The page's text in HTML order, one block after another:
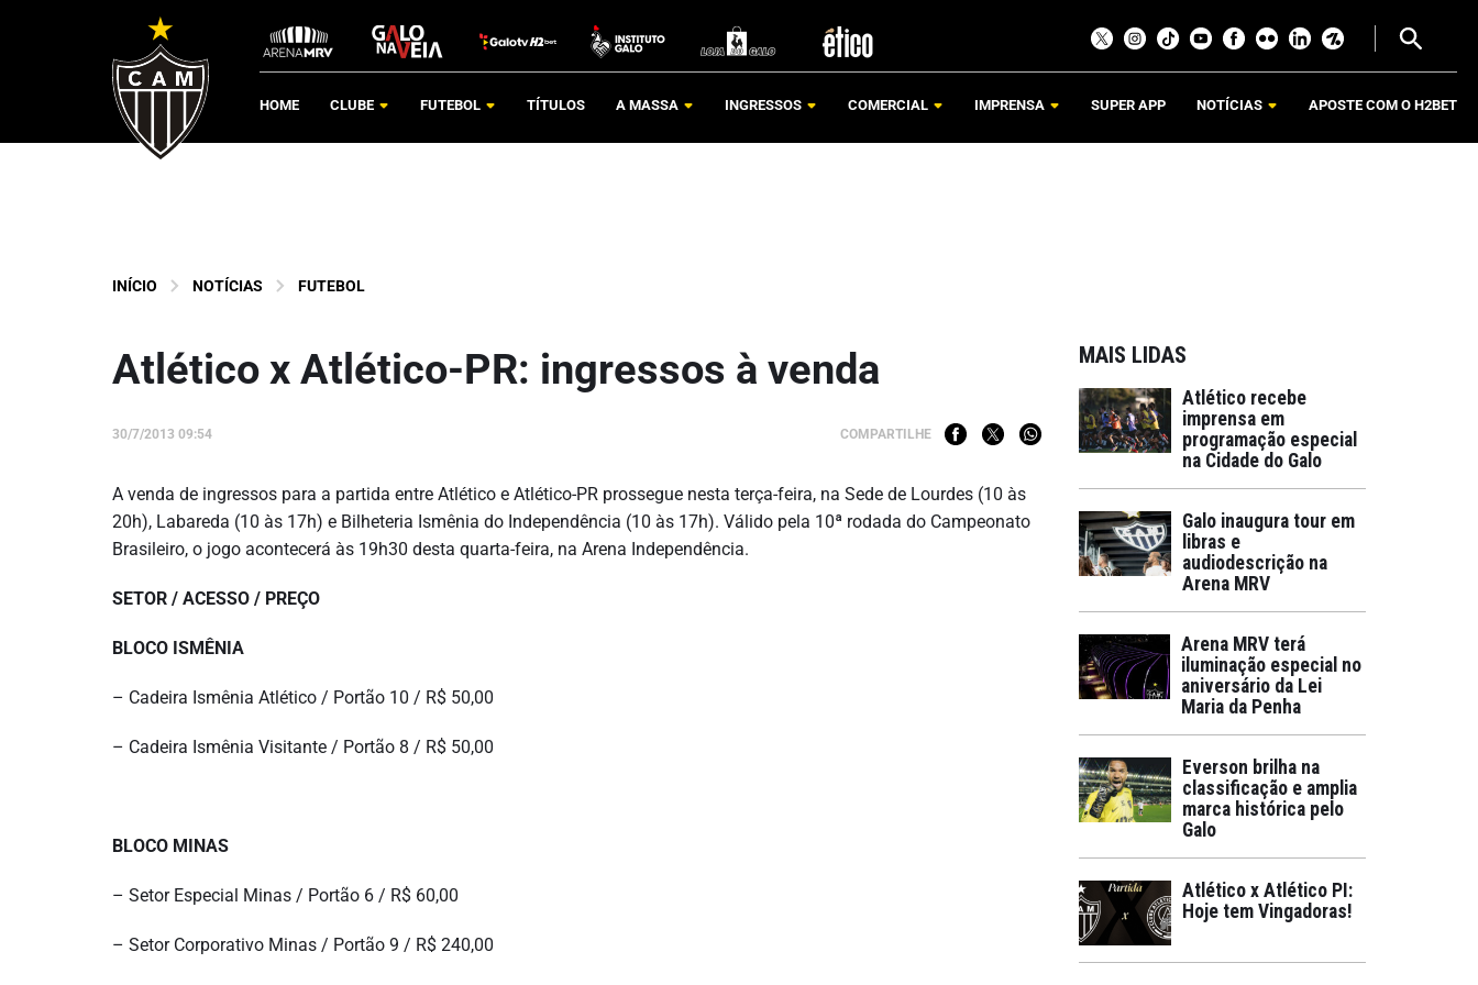
HOME CLUBE FUTEBOL TÍTULOS A MASSA INGRESSOS COMERCIAL IMPRENSA SUPER APP NOTÍCIAS APOSTE COM O H2BET
INÍCIO NOTÍCIAS FUTEBOL
Atlético x Atlético-PR: ingressos à venda
30/7/2013 09:54 COMPARTILHE
A venda de ingressos para a partida entre Atlético e Atlético-PR prossegue nesta terça-feira, na Sede de Lourdes (10 às
20h), Labareda (10 às 17h) e Bilheteria Ismênia do Independência (10 às 17h). Válido pela 10ª rodada do Campeonato
Brasileiro, o jogo acontecerá às 19h30 desta quarta-feira, na Arena Independência.
SETOR / ACESSO / PREÇO
BLOCO ISMÊNIA
– Cadeira Ismênia Atlético / Portão 10 / R$ 50,00
– Cadeira Ismênia Visitante / Portão 8 / R$ 50,00
BLOCO MINAS
– Setor Especial Minas / Portão 6 / R$ 60,00
– Setor Corporativo Minas / Portão 9 / R$ 240,00
MAIS LIDAS
Atlético recebe
imprensa em
programação especial
na Cidade do Galo
Galo inaugura tour em
libras e
audiodescrição na
Arena MRV
Arena MRV terá
iluminação especial no
aniversário da Lei
Maria da Penha
Everson brilha na
classificação e amplia
marca histórica pelo
Galo
Atlético x Atlético PI:
Hoje tem Vingadoras!